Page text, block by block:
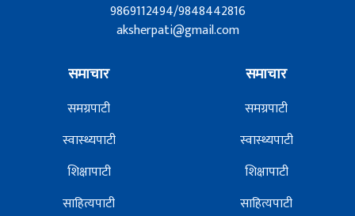
9869112494/9848442816
aksherpati@gmail.com
समाचार
समग्रपाटी
स्वास्थ्यपाटी
शिक्षापाटी
साहित्यपाटी
समाचार
समग्रपाटी
स्वास्थ्यपाटी
शिक्षापाटी
साहित्यपाटी